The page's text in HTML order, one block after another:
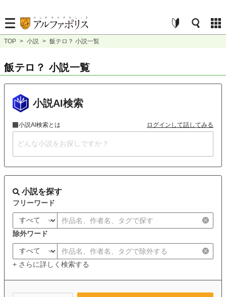
TOP > 小説 > 飯テロ？ 小説一覧
飯テロ？ 小説一覧
小説AI検索
小説AI検索とは ログインして話してみる
小説を探す
フリーワード
除外ワード
+ さらに詳しく検索する